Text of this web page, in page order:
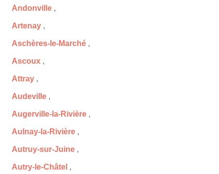
Andonville ,
Artenay ,
Aschères-le-Marché ,
Ascoux ,
Attray ,
Audeville ,
Augerville-la-Rivière ,
Aulnay-la-Rivière ,
Autruy-sur-Juine ,
Autry-le-Châtel ,